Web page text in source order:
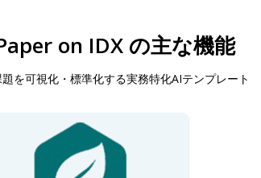
on IDX の主な機能
を可視化・標準化する実務特化AIテンプレート